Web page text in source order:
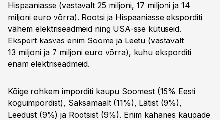
Hispaaniasse (vastavalt 25 miljoni, 17 miljoni ja 14
miljoni euro võrra). Rootsi ja Hispaaniasse eksporditi
vähem elektriseadmeid ning USA-sse kütuseid.
Eksport kasvas enim Soome ja Leetu (vastavalt
13 miljoni ja 7 miljoni euro võrra), kuhu eksporditi
enam elektriseadmeid.
Kõige rohkem imporditi kaupu Soomest (15% Eesti
koguimpordist), Saksamaalt (11%), Lätist (9%),
Leedust (9%) ja Rootsist (9%). Enim kahanes kaupade